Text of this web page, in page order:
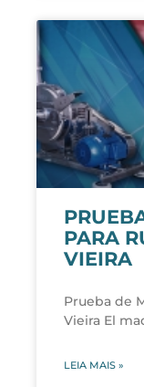
PARA
VIEIRA
Prueba de
Vieira El
LEIA MAIS »